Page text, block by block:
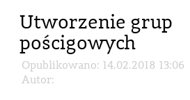
Utworzenie grup
pościgowych
Opublikowano: 14.02.2018 13:06
Autor: